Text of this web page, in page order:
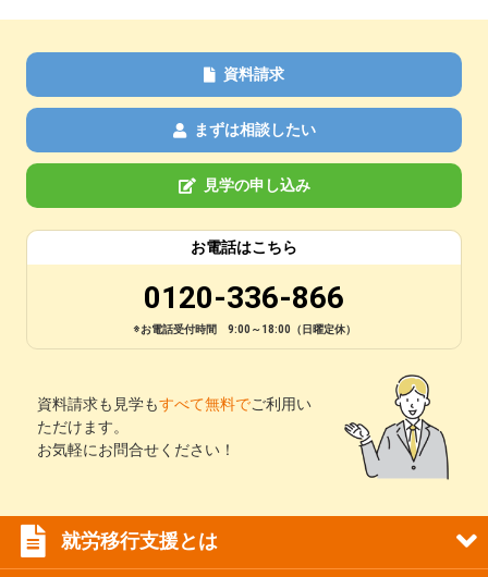
資料請求
まずは相談したい
見学の申し込み
お電話はこちら
0120-336-866
※お電話受付時間 9:00～18:00（日曜定休）
資料請求も見学もすべて無料でご利用い
ただけます。
お気軽にお問合せください！
就労移行支援とは